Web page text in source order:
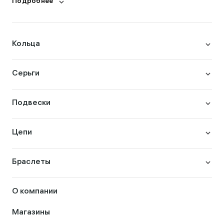
Подробнее
Кольца
Серьги
Подвески
Цепи
Браслеты
О компании
Магазины